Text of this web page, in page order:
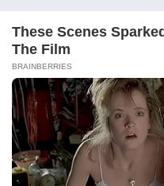
Следете нè на Фејсбук